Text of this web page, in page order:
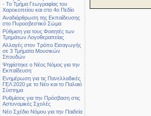
- Το Τμήμα Γεωγραφίας του
Χαροκοπείου και στο 4ο Πεδίο
Αναδιάρθρωση της Εκπαίδευσης
στο Πυροσβεστικό Σώμα
Ρύθμιση για τους Φοιτητές των
Τμημάτων Λογοθεραπείας
Αλλαγές στον Τρόπο Εισαγωγής
σε 3 Τμήματα Μουσικών
Σπουδών
Ψηφίστηκε ο Νέος Νόμος για την
Εκπαίδευση
Ενημέρωση για τις Πανελλαδικές
ΓΕΛ 2020 με το Νέο και το Παλαιό
Σύστημα
Ρυθμίσεις για την Πρόσβαση στις
Αστυνομικές Σχολές
Νέο Σχέδιο Νόμου για την Παιδεία